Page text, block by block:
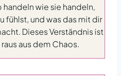
handeln wie sie handeln,
fühlst, und was das mit dir
Dieses Verständnis ist
aus dem Chaos.